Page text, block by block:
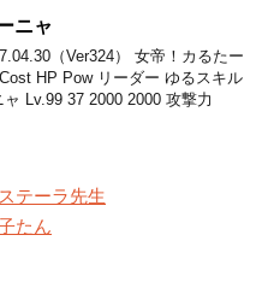
ニャ
（Ver324） 女帝！カるたー
HP Pow リーダー ゆるスキル
Lv.99 37 2000 2000 攻撃力
テーラ先生
たん